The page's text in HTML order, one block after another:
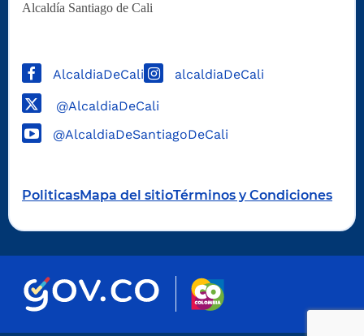
Alcaldía Santiago de Cali
AlcaldiaDeCali alcaldiaDeCali
@AlcaldiaDeCali
@AlcaldiaDeSantiagoDeCali
PoliticasMapa del sitioTérminos y Condiciones